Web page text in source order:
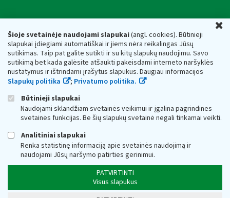
Šioje svetainėje naudojami slapukai(angl. cookies). Būtinieji
slapukai įdiegiami automatiškai ir jiems nėra reikalingas Jūsų
sutikimas. Taip pat galite sutikti ir su kitų slapukų naudojimu. Savo
sutikimą bet kada galėsite atšaukti pakeisdami interneto naršyklės
nustatymus ir ištrindami įrašytus slapukus. Daugiau informacijos
Slapukų politika
; Privatumo politika.
Būtinieji slapukai
Naudojami sklandžiam svetainės veikimui ir įgalina pagrindines
svetainės funkcijas. Be šių slapukų svetainė negali tinkamai veikti.
Analitiniai slapukai
Renka statistinę informaciją apie svetainės naudojimą ir
naudojami Jūsų naršymo patirties gerinimui.
PATVIRTINTI
Visus slapukus
Respublikos finansų ministerijos
Biudžetinė įstaiga. Juridinio asmens kodas — 188659752,
adresas: Vasario 16-osios g. 14, 01107 Vilnius, Lietuva, el.paštas:
vmi@vmi.lt, E. pristatymo dėžutės adresas 188659752
Duomenys apie Valstybinę mokesčių inspekciją prie Lietuvos
Respublikos finansų ministerijos kaupiami ir saugomi Juridinių